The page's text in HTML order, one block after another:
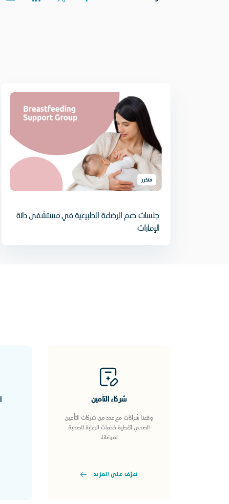
متكرر
جلسات دعم الرضاعة الطبيعية في مستشفى دانة
الإمارات
شركاء التأمين
وقعنا شراكات مع عدد من شركات التأمين
الصحي لتغطية خدمات الرعاية الصحية
لمرضانا.
تعرَّف على المزيد